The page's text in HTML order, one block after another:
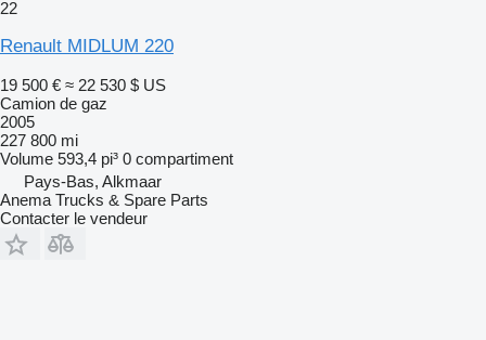
22
Renault MIDLUM 220
19 500 € ≈ 22 530 $ US
Camion de gaz
2005
227 800 mi
Volume 593,4 pi³ 0 compartiment
Pays-Bas, Alkmaar
Anema Trucks & Spare Parts
Contacter le vendeur